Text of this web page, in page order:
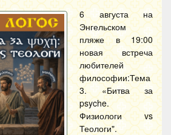
6 августа на
Энгельском
пляже в 19:00
новая встреча
любителей
философии:Тема
3. «Битва за
psyche.
Физиологи vs
Теологи".